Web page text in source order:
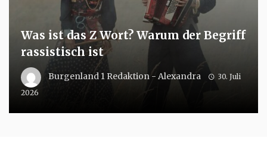
Was ist das Z Wort? Warum der Begriff
rassistisch ist
Burgenland 1 Redaktion - Alexandra
30. Juli
2026